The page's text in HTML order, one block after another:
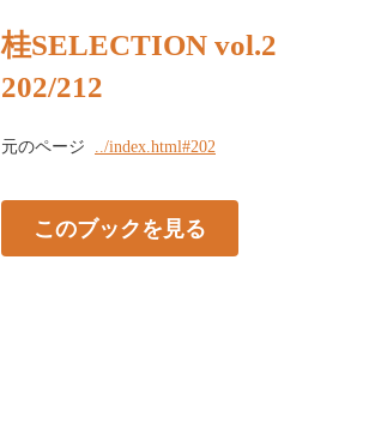
桂SELECTION vol.2
202/212
元のページ ../index.html#202
このブックを見る